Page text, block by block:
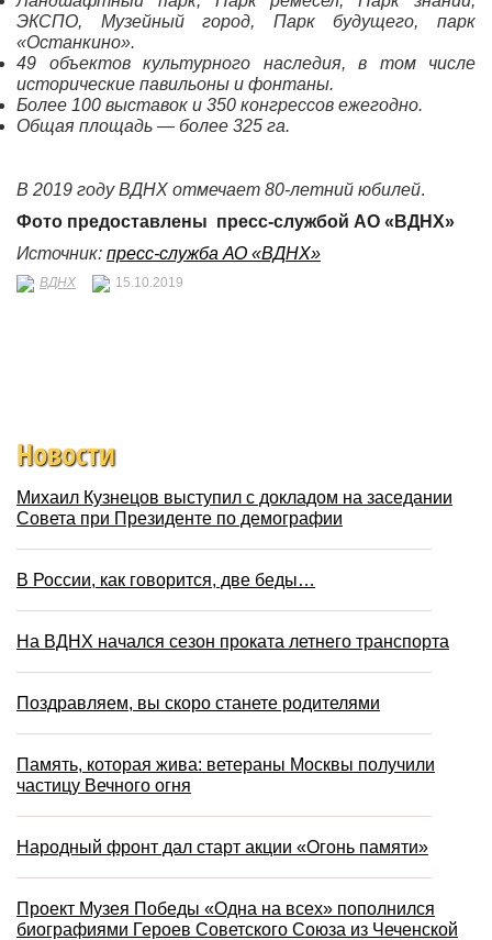
ЭКСПО, Музейный город, Парк будущего, парк
«Останкино».
49 объектов культурного наследия, в том числе
исторические павильоны и фонтаны.
Более 100 выставок и 350 конгрессов ежегодно.
Общая площадь — более 325 га.
В 2019 году ВДНХ отмечает 80-летний юбилей.
Фото предоставлены пресс-службой АО «ВДНХ»
Источник: пресс-служба АО «ВДНХ»
ВДНХ 15.10.2019
Новости
Михаил Кузнецов выступил с докладом на заседании
Совета при Президенте по демографии
В России, как говорится, две беды…
На ВДНХ начался сезон проката летнего транспорта
Поздравляем, вы скоро станете родителями
Память, которая жива: ветераны Москвы получили
частицу Вечного огня
Народный фронт дал старт акции «Огонь памяти»
Проект Музея Победы «Одна на всех» пополнился
биографиями Героев Советского Союза из Чеченской